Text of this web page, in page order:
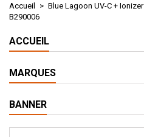
Accueil Blue Lagoon UV-C + Ionizer
B290006
ACCUEIL
MARQUES
BANNER